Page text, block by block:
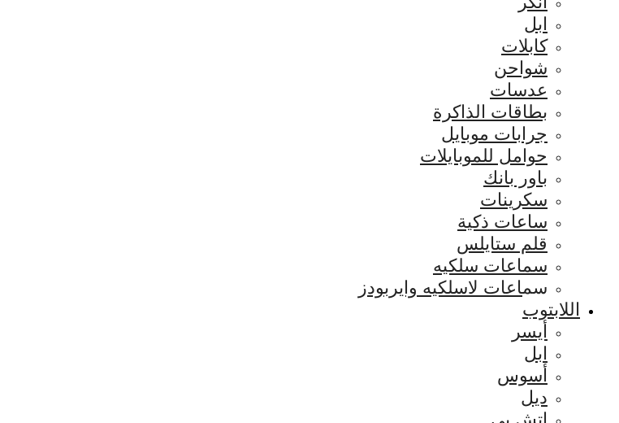
ابل
كابلات
شواحن
عدسات
بطاقات الذاكرة
جرابات موبايل
حوامل للموبايلات
باور بانك
سكرينات
ساعات ذكية
قلم ستايلس
سماعات سلكيه
سماعات لاسلكيه وايربودز
اللابتوب
أيسر
ابل
أسوس
ديل